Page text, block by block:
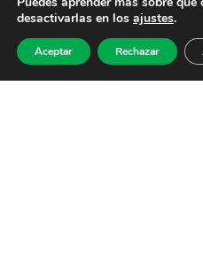
desactivarlas en los ajustes.
Aceptar Rechazar